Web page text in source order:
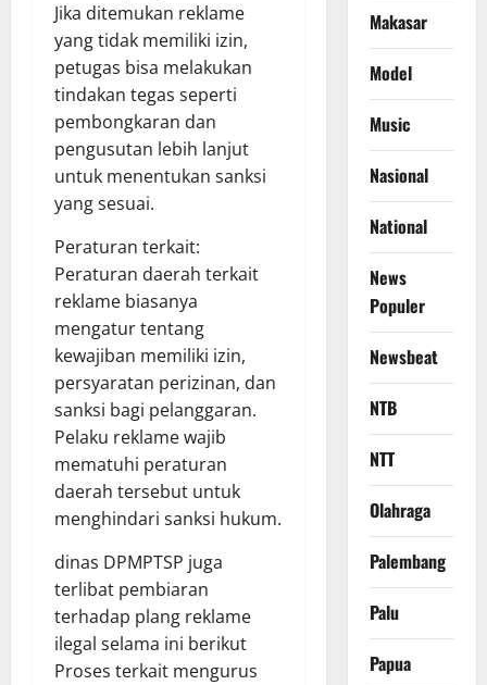
Jika ditemukan reklame
yang tidak memiliki izin,
petugas bisa melakukan
tindakan tegas seperti
pembongkaran dan
pengusutan lebih lanjut
untuk menentukan sanksi
yang sesuai.
Peraturan terkait:
Peraturan daerah terkait
reklame biasanya
mengatur tentang
kewajiban memiliki izin,
persyaratan perizinan, dan
sanksi bagi pelanggaran.
Pelaku reklame wajib
mematuhi peraturan
daerah tersebut untuk
menghindari sanksi hukum.
dinas DPMPTSP juga
terlibat pembiaran
terhadap plang reklame
ilegal selama ini berikut
Proses terkait mengurus
Makasar
Model
Music
Nasional
National
News
Populer
Newsbeat
NTB
NTT
Olahraga
Palembang
Palu
Papua